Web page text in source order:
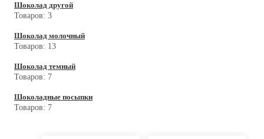
Шоколад другой
Товаров: 3
Шоколад молочный
Товаров: 13
Шоколад темный
Товаров: 7
Шоколадные посыпки
Товаров: 7